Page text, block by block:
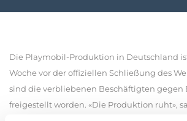
Die Playmobil-Produktion in Deutschland
Woche vor der offiziellen Schließung des
sind die verbliebenen Beschäftigten gegen
freigestellt worden. «Die Produktion ruht»,